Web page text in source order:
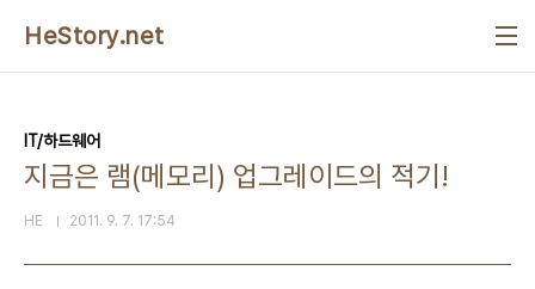
HeStory.net
IT/하드웨어
지금은 램(메모리) 업그레이드의 적기!
HE 2011. 9. 7. 17:54